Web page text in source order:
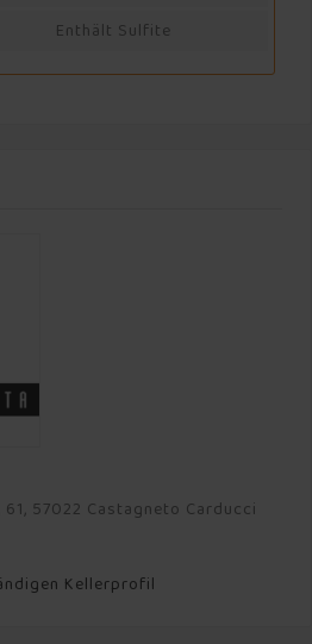
Enthält Sulfite
57022 Castagneto Carducci
Kellerprofil